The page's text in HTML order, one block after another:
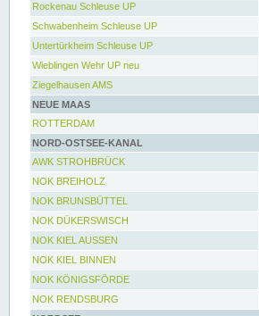
Rockenau Schleuse UP
Schwabenheim Schleuse UP
Untertürkheim Schleuse UP
Wieblingen Wehr UP neu
Ziegelhausen AMS
NEUE MAAS
ROTTERDAM
NORD-OSTSEE-KANAL
AWK STROHBRÜCK
NOK BREIHOLZ
NOK BRUNSBÜTTEL
NOK DÜKERSWISCH
NOK KIEL AUSSEN
NOK KIEL BINNEN
NOK KÖNIGSFÖRDE
NOK RENDSBURG